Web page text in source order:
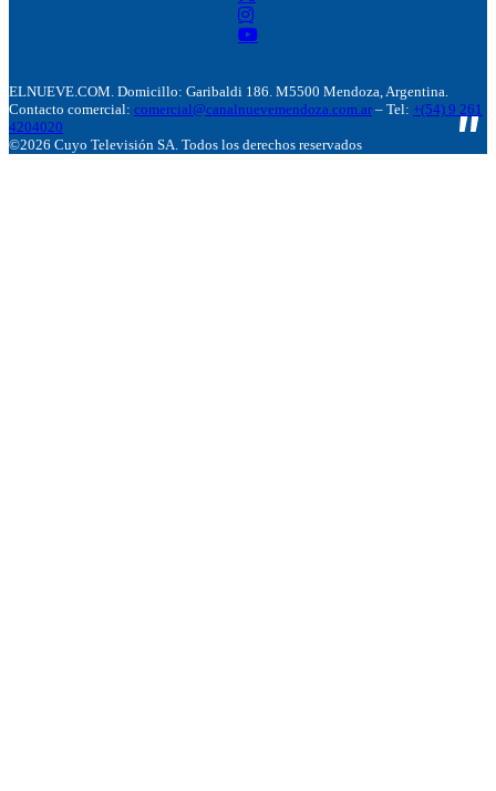
ELNUEVE.COM. Domicillo: Garibaldi 186. M5500 Mendoza, Argentina.
Contacto comercial: comercial@canalnuevemendoza.com.ar – Tel: +(54) 9 261
4204020
©2026 Cuyo Televisión SA. Todos los derechos reservados